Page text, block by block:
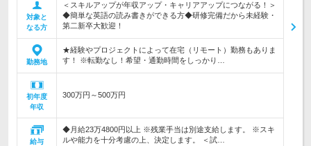
対象と
なる方
＜スキルアップが年収アップ・キャリアアップにつながる！＞
◆簡単な英語の読み書きができる方◆研修完備だから未経験・
第二新卒大歓迎！
勤務地
★経験やプロジェクトによって在宅（リモート）勤務もありま
す！ ※転勤なし！希望・通勤時間をしっかり…
初年度
年収
300万円～500万円
給与
◆月給23万4800円以上 ※残業手当は別途支給します。 ※スキ
ルや能力を十分考慮の上、決定します。 ＜試…